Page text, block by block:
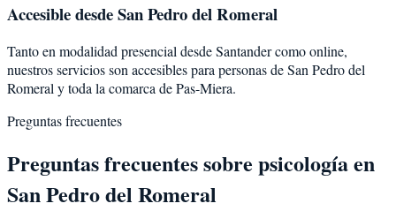
Accesible desde San Pedro del Romeral
Tanto en modalidad presencial desde Santander como online,
nuestros servicios son accesibles para personas de San Pedro del
Romeral y toda la comarca de Pas-Miera.
Preguntas frecuentes
Preguntas frecuentes sobre psicología en
San Pedro del Romeral